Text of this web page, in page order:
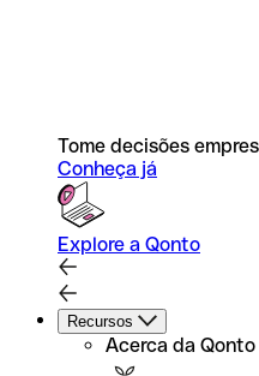
Tome decisões
Conheça já
Explore a Qonto
Recursos
Acerca da Qonto